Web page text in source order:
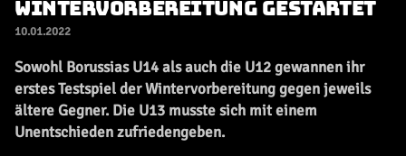
WINTERVORBEREITUNG GESTARTET
10.01.2022
Sowohl Borussias U14 als auch die U12 gewannen ihr
erstes Testspiel der Wintervorbereitung gegen jeweils
ältere Gegner. Die U13 musste sich mit einem
Unentschieden zufriedengeben.